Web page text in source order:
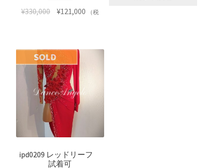
¥330,000 ¥121,000
（税
カートに入れる
ipd0209 レッドリーフ
試着可